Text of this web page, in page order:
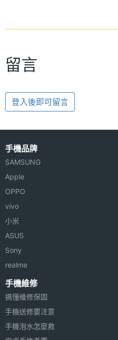
留言
登入後即可留言
手機品牌
SAMSUNG
Apple
OPPO
vivo
小米
ASUS
Sony
realme
手機維修
搞懂維修保固
手機送修要注意
手機泡水怎麼救